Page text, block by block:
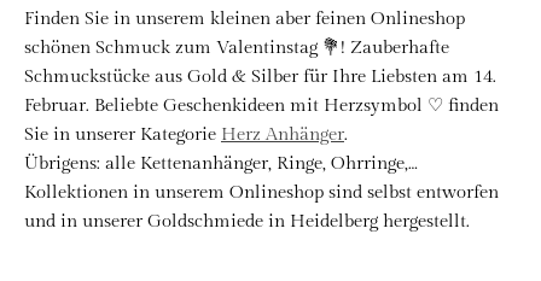
Finden Sie in unserem kleinen aber feinen Onlineshop
schönen Schmuck zum Valentinstag 💐! Zauberhafte
Schmuckstücke aus Gold & Silber für Ihre Liebsten am 14.
Februar. Beliebte Geschenkideen mit Herzsymbol ♡ finden
Sie in unserer Kategorie Herz Anhänger.
Übrigens: alle Kettenanhänger, Ringe, Ohrringe,…
Kollektionen in unserem Onlineshop sind selbst entworfen
und in unserer Goldschmiede in Heidelberg hergestellt.